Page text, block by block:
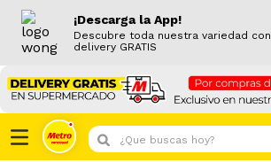
¡Descarga la App!
Descubre toda nuestra variedad con
delivery GRATIS
¿Que buscas hoy?